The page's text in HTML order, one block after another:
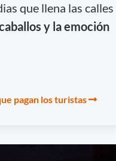
que llena las calles
y la emoción
pagan los turistas